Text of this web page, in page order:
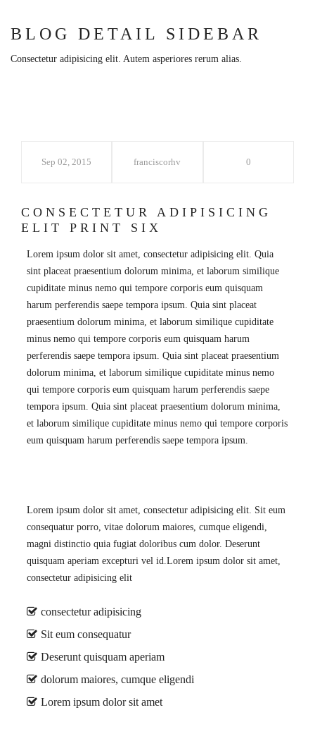
BLOG DETAIL SIDEBAR
Consectetur adipisicing elit. Autem asperiores rerum alias.
Sep 02, 2015 franciscorhv 0
CONSECTETUR ADIPISICING
ELIT PRINT SIX
Lorem ipsum dolor sit amet, consectetur adipisicing elit. Quia
sint placeat praesentium dolorum minima, et laborum similique
cupiditate minus nemo qui tempore corporis eum quisquam
harum perferendis saepe tempora ipsum. Quia sint placeat
praesentium dolorum minima, et laborum similique cupiditate
minus nemo qui tempore corporis eum quisquam harum
perferendis saepe tempora ipsum. Quia sint placeat praesentium
dolorum minima, et laborum similique cupiditate minus nemo
qui tempore corporis eum quisquam harum perferendis saepe
tempora ipsum. Quia sint placeat praesentium dolorum minima,
et laborum similique cupiditate minus nemo qui tempore corporis
eum quisquam harum perferendis saepe tempora ipsum.
Lorem ipsum dolor sit amet, consectetur adipisicing elit. Sit eum
consequatur porro, vitae dolorum maiores, cumque eligendi,
magni distinctio quia fugiat doloribus cum dolor. Deserunt
quisquam aperiam excepturi vel id.Lorem ipsum dolor sit amet,
consectetur adipisicing elit
consectetur adipisicing
Sit eum consequatur
Deserunt quisquam aperiam
dolorum maiores, cumque eligendi
Lorem ipsum dolor sit amet